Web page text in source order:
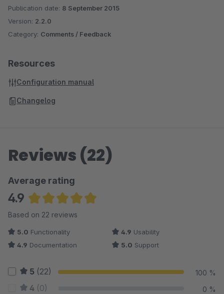
Publication date: 8 September 2015
Version: 2.2.0
Category: Comments / Feedback
Resources
Configuration manual
Changelog
Reviews (22)
Average rating
4.9
Average rating of 4.93 out of 5 stars
Based on 22 reviews
5.0 Functionality 4.9 Usability
4.9 Documentation 5.0 Support
5 (22) 100 %
4 (0) 0 %